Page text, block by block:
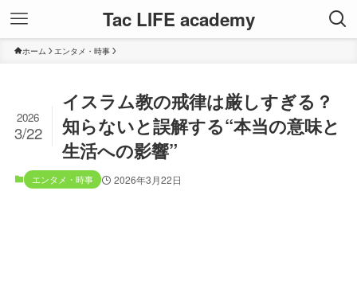
Tac LIFE academy
ホーム エンタメ・時事
イスラム教の戒律は厳しすぎる？
知らないと誤解する“本当の意味と
生活への影響”
2026
3/22
エンタメ・時事 2026年3月22日